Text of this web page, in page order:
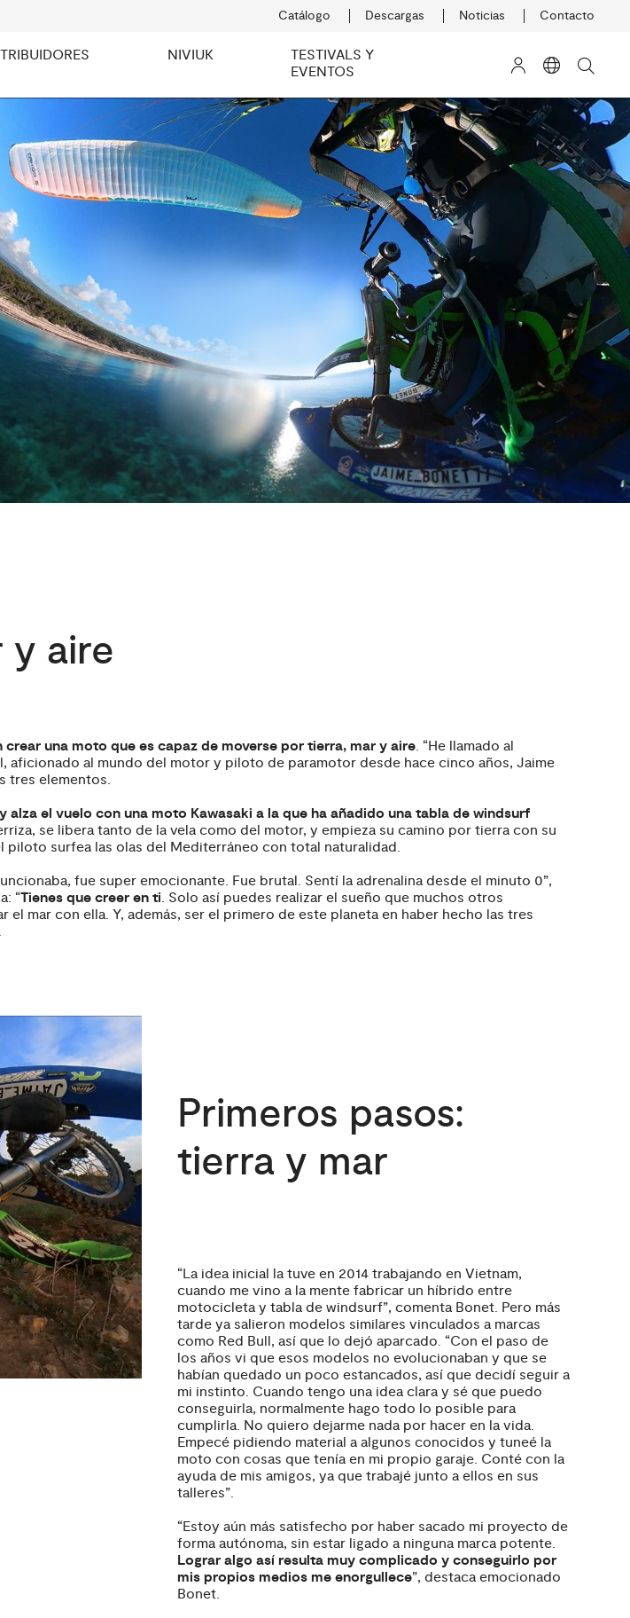
Catálogo Descargas Noticias Contacto
NIVIUK
TESTIVALS Y
EVENTOS
y aire
una moto que es capaz de moverse por tierra, mar y aire. “He llamado al
al mundo del motor y piloto de paramotor desde hace cinco años, Jaime
tres elementos.
el vuelo con una moto Kawasaki a la que ha añadido una tabla de windsurf
se libera tanto de la vela como del motor, y empieza su camino por tierra con su
piloto surfea las olas del Mediterráneo con total naturalidad.
fue super emocionante. Fue brutal. Sentí la adrenalina desde el minuto 0”,
“Tienes que creer en ti. Solo así puedes realizar el sueño que muchos otros
mar con ella. Y, además, ser el primero de este planeta en haber hecho las tres
Primeros pasos:
tierra y mar
“La idea inicial la tuve en 2014 trabajando en Vietnam,
cuando me vino a la mente fabricar un híbrido entre
motocicleta y tabla de windsurf”, comenta Bonet. Pero más
tarde ya salieron modelos similares vinculados a marcas
como Red Bull, así que lo dejó aparcado. “Con el paso de
los años vi que esos modelos no evolucionaban y que se
habían quedado un poco estancados, así que decidí seguir a
mi instinto. Cuando tengo una idea clara y sé que puedo
conseguirla, normalmente hago todo lo posible para
cumplirla. No quiero dejarme nada por hacer en la vida.
Empecé pidiendo material a algunos conocidos y tuneé la
moto con cosas que tenía en mi propio garaje. Conté con la
ayuda de mis amigos, ya que trabajé junto a ellos en sus
talleres”.
“Estoy aún más satisfecho por haber sacado mi proyecto de
forma autónoma, sin estar ligado a ninguna marca potente.
Lograr algo así resulta muy complicado y conseguirlo por
mis propios medios me enorgullece”, destaca emocionado
Bonet.